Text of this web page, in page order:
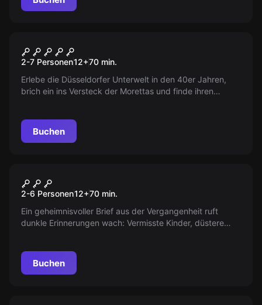
Das Erbe der Familie Moretta
2-7 Personen12+70 min.
Erlebe die Düsseldorfer Unterwelt in den 40er Jahren,
brich ein ins Versteck der Morettas und finde ihren
interaktiven Momenten.
Buchen
Es Ist Zurück!
2-6 Personen12+70 min.
Ein geheimnisvoller Brief aus der Vergangenheit ruft
dunkle Erinnerungen wach: Vermisste Kinder, düstere
auf euch, während das Grauen Realität wird.
Buchen